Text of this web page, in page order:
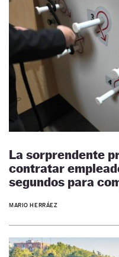
La sorprendente
contratar
segundos para
MARIO HERRÁEZ